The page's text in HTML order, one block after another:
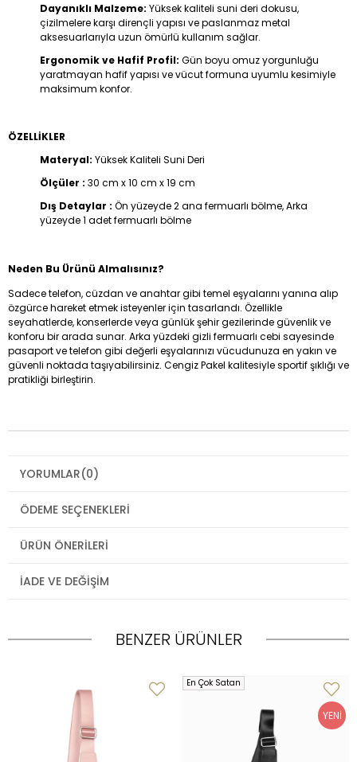
Dayanıklı Malzeme: Yüksek kaliteli suni deri dokusu,
çizilmelere karşı dirençli yapısı ve paslanmaz metal
aksesuarlarıyla uzun ömürlü kullanım sağlar.
Ergonomik ve Hafif Profil: Gün boyu omuz yorgunluğu
yaratmayan hafif yapısı ve vücut formuna uyumlu kesimiyle
maksimum konfor.
ÖZELLİKLER
Materyal: Yüksek Kaliteli Suni Deri
Ölçüler : 30 cm x 10 cm x 19 cm
Dış Detaylar : Ön yüzeyde2 ana fermuarlı bölme, Arka
yüzeyde 1 adet fermuarlı bölme
Neden Bu Ürünü Almalısınız?
Sadece telefon, cüzdan ve anahtar gibi temel eşyalarını yanına alıp
özgürce hareket etmek isteyenler için tasarlandı. Özellikle
seyahatlerde, konserlerde veya günlük şehir gezilerinde güvenlik ve
konforu bir arada sunar. Arka yüzdeki gizli fermuarlı cebi sayesinde
pasaport ve telefon gibi değerli eşyalarınızı vücudunuza en yakın ve
güvenli noktada taşıyabilirsiniz. Cengiz Pakel kalitesiyle sportif şıklığı ve
pratikliği birleştirin.
YORUMLAR(0)
ÖDEME SEÇENEKLERI
ÜRÜN ÖNERILERI
İADE VE DEĞIŞIM
BENZER ÜRÜNLER
YENI
En Çok Satan